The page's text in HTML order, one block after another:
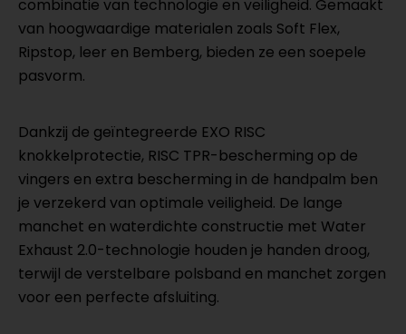
combinatie van technologie en veiligheid. Gemaakt
van hoogwaardige materialen zoals Soft Flex,
Ripstop, leer en Bemberg, bieden ze een soepele
pasvorm.
Dankzij de geïntegreerde EXO RISC
knokkelprotectie, RISC TPR-bescherming op de
vingers en extra bescherming in de handpalm ben
je verzekerd van optimale veiligheid. De lange
manchet en waterdichte constructie met Water
Exhaust 2.0-technologie houden je handen droog,
terwijl de verstelbare polsband en manchet zorgen
voor een perfecte afsluiting.